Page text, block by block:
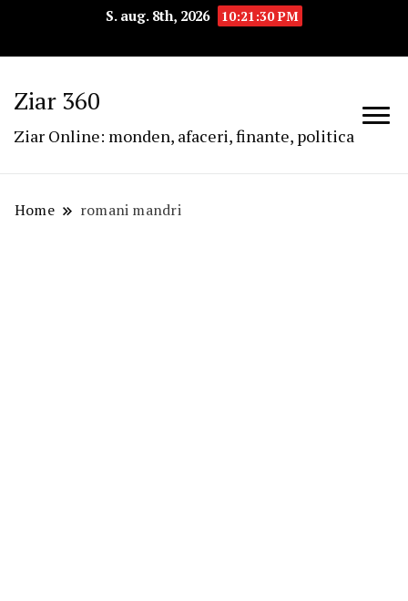
S. aug. 8th, 2026 10:21:30 PM
Ziar 360
Ziar Online: monden, afaceri, finante, politica
Home romani mandri